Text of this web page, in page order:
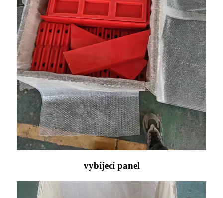
vybíjecí panel